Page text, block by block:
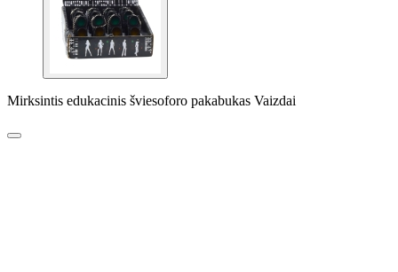
Mirksintis edukacinis šviesoforo pakabukas Vaizdai